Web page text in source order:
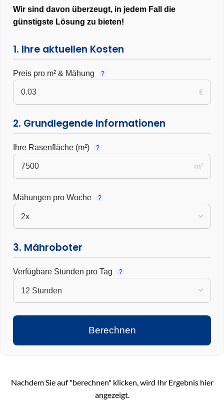
Wir sind davon überzeugt, in jedem Fall die
günstigste Lösung zu bieten!
1. Ihre aktuellen Kosten
Preis pro m² & Mähung ?
€
2. Grundlegende Informationen
Ihre Rasenfläche (m²) ?
m²
Mähungen pro Woche ?
3. Mähroboter
Verfügbare Stunden pro Tag ?
Berechnen
Nachdem Sie auf "berechnen" klicken, wird Ihr Ergebnis hier
angezeigt.